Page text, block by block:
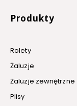
Produkty
Rolety
Żaluzje
Żaluzje zewnętrzne
Plisy